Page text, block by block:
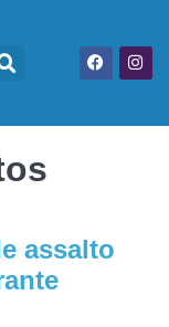
assalto